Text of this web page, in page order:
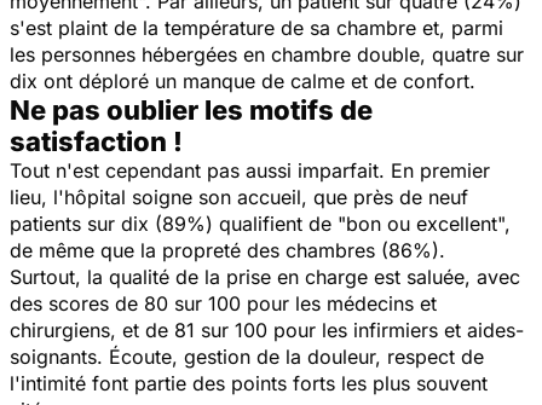
s'est plaint de la température de sa chambre et, parmi
les personnes hébergées en chambre double, quatre sur
dix ont déploré un manque de calme et de confort.
Ne pas oublier les motifs de
satisfaction !
Tout n'est cependant pas aussi imparfait. En premier
lieu, l'hôpital soigne son accueil, que près de neuf
patients sur dix (89%) qualifient de "bon ou excellent",
de même que la propreté des chambres (86%).
Surtout, la qualité de la prise en charge est saluée, avec
des scores de 80 sur 100 pour les médecins et
chirurgiens, et de 81 sur 100 pour les infirmiers et aides-
soignants. Écoute, gestion de la douleur, respect de
l'intimité font partie des points forts les plus souvent